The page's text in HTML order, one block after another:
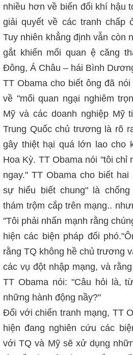
nhiều hơn về biến đổi khí hậu
giải quyết về các tranh chấp
Tuy nhiên khẳng định vẫn còn
gắt khiến mối quan ệ căng
Đông, Á Châu – hái Bình
TT Obama cho biết ông đã
về "mối quan ngại nghiêm
Mỹ và các doanh nghiệp Mỹ
Trung Quốc chủ trương là rõ
gây thiệt hại quá lớn lao cho
Hoa Kỳ. TT Obama nói "tôi chỉ
ngay." TT Obama cho biết
sự hiểu biết chung" là
thám trộm cắp trên mạng..
"Tôi phải nhấn mạnh rằng
hiện các biện pháp đối
rằng TQ không hề chủ trương
các vụ đột nhập mạng, và
TT Obama nói: "Câu hỏi là,
những hành động nầy?"
Đối với chiến tranh mạng, TT
hiện đang nghiên cứu các
với TQ và Mỹ sẽ xử dụng